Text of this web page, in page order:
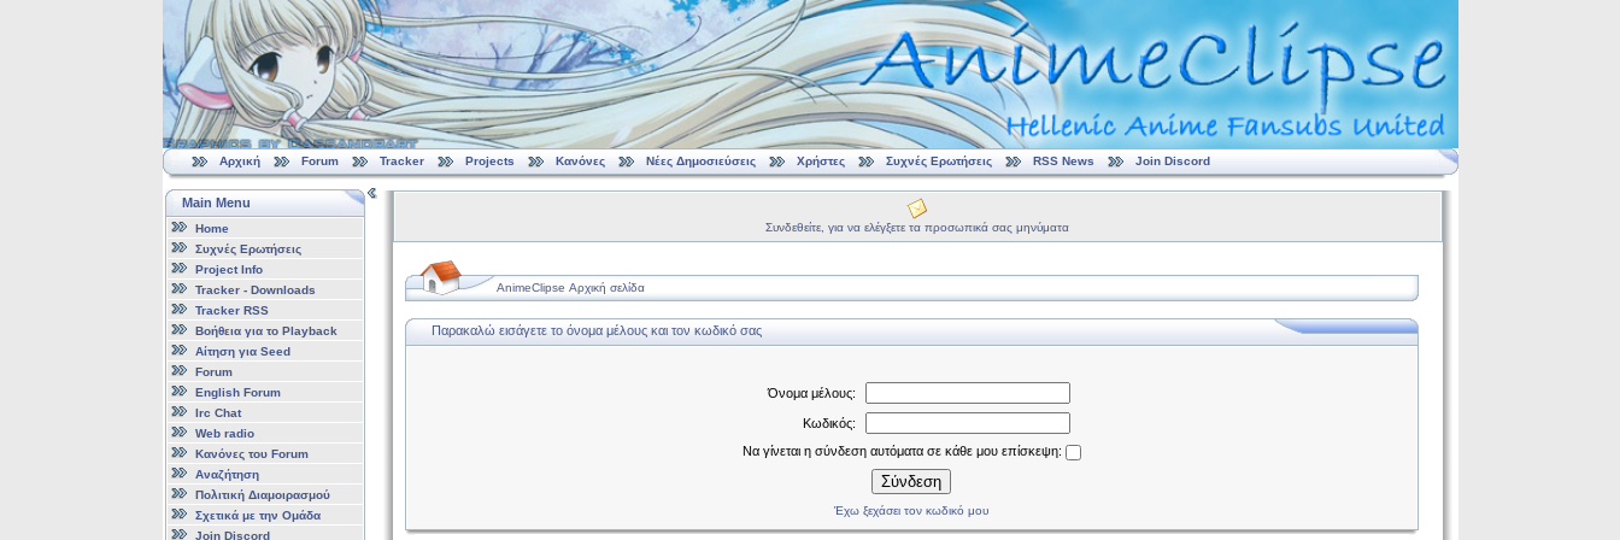
Αρχική Forum Tracker Projects Κανόνες Νέες Δημοσιεύσεις Χρήστες Συχνές Ερωτήσεις RSS News Join Discord
Main Menu
Home
Συχνές Ερωτήσεις
Project Info
Tracker - Downloads
Tracker RSS
Βοήθεια για το Playback
Αίτηση για Seed
Forum
English Forum
Irc Chat
Web radio
Κανόνες του Forum
Αναζήτηση
Πολιτική Διαμοιρασμού
Σχετικά με την Ομάδα
Join Discord
Συνδεθείτε, για να ελέγξετε τα προσωπικά σας μηνύματα
AnimeClipse Αρχική σελίδα
Παρακαλώ εισάγετε το όνομα μέλους και τον κωδικό σας
Όνομα μέλους:
Κωδικός:
Να γίνεται η σύνδεση αυτόματα σε κάθε μου επίσκεψη:
Σύνδεση
Έχω ξεχάσει τον κωδικό μου